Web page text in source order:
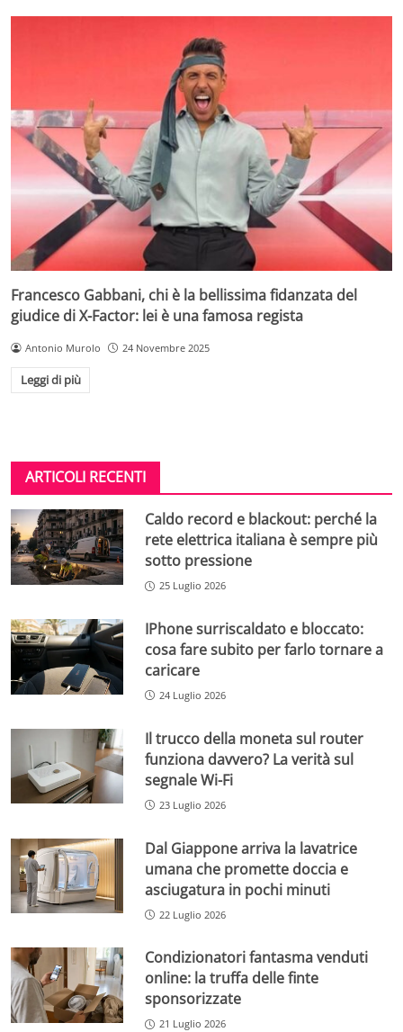
Francesco Gabbani, chi è la bellissima fidanzata del
giudice di X-Factor: lei è una famosa regista
Antonio Murolo 24 Novembre 2025
Leggi di più
ARTICOLI RECENTI
Caldo record e blackout: perché la
rete elettrica italiana è sempre più
sotto pressione
25 Luglio 2026
IPhone surriscaldato e bloccato:
cosa fare subito per farlo tornare a
caricare
24 Luglio 2026
Il trucco della moneta sul router
funziona davvero? La verità sul
segnale Wi-Fi
23 Luglio 2026
Dal Giappone arriva la lavatrice
umana che promette doccia e
asciugatura in pochi minuti
22 Luglio 2026
Condizionatori fantasma venduti
online: la truffa delle finte
sponsorizzate
21 Luglio 2026